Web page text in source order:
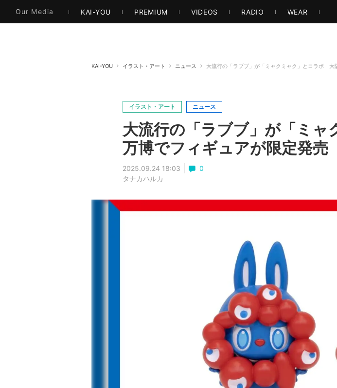
Our Media KAI-YOU PREMIUM VIDEOS RADIO WEAR
KAI-YOU イラスト・アート ニュース 大流行の「ラブブ」が「ミャクミャク」とコラボ 大
イラスト・アート ニュース
大流行の「ラブブ」が「ミ
万博でフィギュアが限定発売
2025.09.24 18:03
0
タナカハルカ